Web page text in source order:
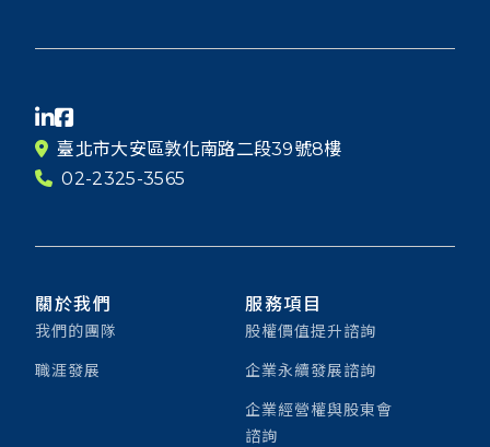
臺北市大安區敦化南路二段39號8樓
02-2325-3565
關於我們
我們的團隊
職涯發展
服務項目
股權價值提升諮詢
企業永續發展諮詢
企業經營權與股東會
諮詢